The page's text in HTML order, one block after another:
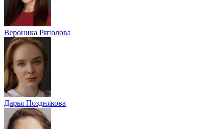
Вероника Ряполова
Дарья Позднякова